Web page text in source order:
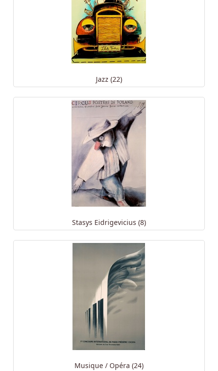
Jazz (22)
Stasys Eidrigevicius (8)
Musique / Opéra (24)